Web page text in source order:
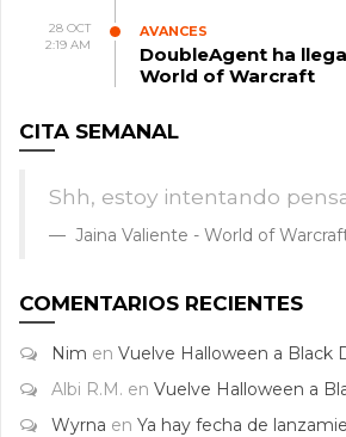
28 OCT
2:19 AM
AVANCES
DoubleAgent ha
World of Warcraft
CITA SEMANAL
Shh, estoy intentando
Jaina Valiente - World of
COMENTARIOS RECIENTES
Nim en Vuelve Halloween a Black
Albi R.M. en Vuelve Halloween a
Wyrna en Ya hay fecha de